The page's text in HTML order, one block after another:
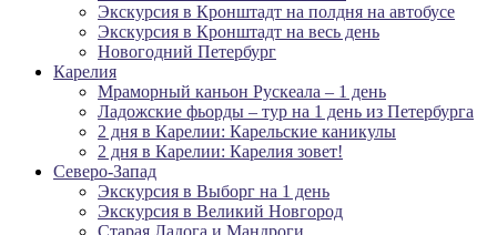
Экскурсия в Кронштадт на полдня на автобусе
Экскурсия в Кронштадт на весь день
Новогодний Петербург
Карелия
Мраморный каньон Рускеала – 1 день
Ладожские фьорды – тур на 1 день из Петербурга
2 дня в Карелии: Карельские каникулы
2 дня в Карелии: Карелия зовет!
Северо-Запад
Экскурсия в Выборг на 1 день
Экскурсия в Великий Новгород
Старая Ладога и Мандроги